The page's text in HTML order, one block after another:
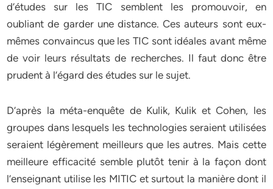
d’études sur les TIC semblent les promouvoir, en
oubliant de garder une distance. Ces auteurs sont eux-
mêmes convaincus que les TIC sont idéales avant même
de voir leurs résultats de recherches. Il faut donc être
prudent à l’égard des études sur le sujet.
D’après la méta-enquête de Kulik, Kulik et Cohen, les
groupes dans lesquels les technologies seraient utilisées
seraient légèrement meilleurs que les autres. Mais cette
meilleure efficacité semble plutôt tenir à la façon dont
l’enseignant utilise les MITIC et surtout la manière dont il